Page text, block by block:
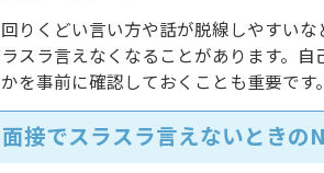
回りくどい言い方や話が脱線しやすい
ラスラ言えなくなることがあります。
かを事前に確認しておくことも重要です。
面接でスラスラ言えないときの